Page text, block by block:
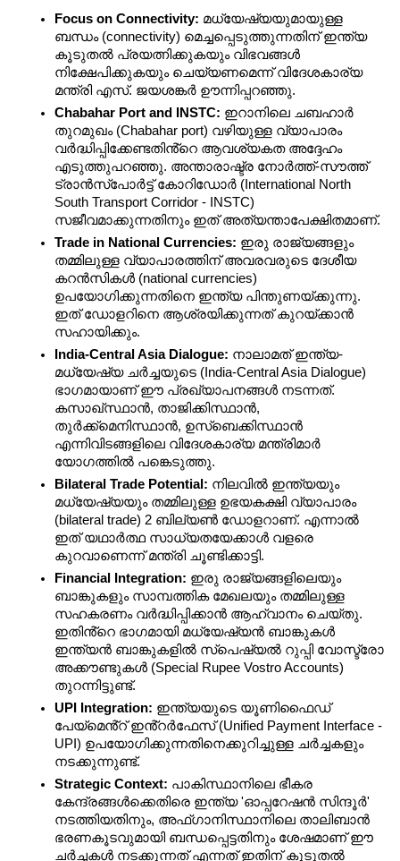
Focus on Connectivity: മധ്യേഷ്യയുമായുള്ള
ബന്ധം (connectivity) മെച്ചപ്പെടുത്തുന്നതിന് ഇന്ത്യ
കൂടുതൽ പ്രയത്നിക്കുകയും വിഭവങ്ങൾ
നിക്ഷേപിക്കുകയും ചെയ്യണമെന്ന് വിദേശകാര്യ
മന്ത്രി എസ്. ജയശങ്കർ ഊന്നിപ്പറഞ്ഞു.
Chabahar Port and INSTC: ഇറാനിലെ ചബഹാർ
തുറമുഖം (Chabahar port) വഴിയുള്ള വ്യാപാരം
വർദ്ധിപ്പിക്കേണ്ടതിൻ്റെ ആവശ്യകത അദ്ദേഹം
എടുത്തുപറഞ്ഞു. അന്താരാഷ്ട്ര നോർത്ത്-സൗത്ത്
ട്രാൻസ്‌പോർട്ട് കോറിഡോർ (International North
South Transport Corridor - INSTC)
സജീവമാക്കുന്നതിനും ഇത് അത്യന്താപേക്ഷിതമാണ്.
Trade in National Currencies: ഇരു രാജ്യങ്ങളും
തമ്മിലുള്ള വ്യാപാരത്തിന് അവരവരുടെ ദേശീയ
കറൻസികൾ (national currencies)
ഉപയോഗിക്കുന്നതിനെ ഇന്ത്യ പിന്തുണയ്ക്കുന്നു.
ഇത് ഡോളറിനെ ആശ്രയിക്കുന്നത് കുറയ്ക്കാൻ
സഹായിക്കും.
India-Central Asia Dialogue: നാലാമത് ഇന്ത്യ-
മധ്യേഷ്യ ചർച്ചയുടെ (India-Central Asia Dialogue)
ഭാഗമായാണ് ഈ പ്രഖ്യാപനങ്ങൾ നടന്നത്.
കസാഖ്സ്ഥാൻ, താജിക്കിസ്ഥാൻ,
തുർക്ക്മെനിസ്ഥാൻ, ഉസ്ബെക്കിസ്ഥാൻ
എന്നിവിടങ്ങളിലെ വിദേശകാര്യ മന്ത്രിമാർ
യോഗത്തിൽ പങ്കെടുത്തു.
Bilateral Trade Potential: നിലവിൽ ഇന്ത്യയും
മധ്യേഷ്യയും തമ്മിലുള്ള ഉഭയകക്ഷി വ്യാപാരം
(bilateral trade) 2 ബില്യൺ ഡോളറാണ്. എന്നാൽ
ഇത് യഥാർത്ഥ സാധ്യതയേക്കാൾ വളരെ
കുറവാണെന്ന് മന്ത്രി ചൂണ്ടിക്കാട്ടി.
Financial Integration: ഇരു രാജ്യങ്ങളിലെയും
ബാങ്കുകളും സാമ്പത്തിക മേഖലയും തമ്മിലുള്ള
സഹകരണം വർദ്ധിപ്പിക്കാൻ ആഹ്വാനം ചെയ്തു.
ഇതിൻ്റെ ഭാഗമായി മധ്യേഷ്യൻ ബാങ്കുകൾ
ഇന്ത്യൻ ബാങ്കുകളിൽ സ്പെഷ്യൽ റുപ്പി വോസ്ട്രോ
അക്കൗണ്ടുകൾ (Special Rupee Vostro Accounts)
തുറന്നിട്ടുണ്ട്.
UPI Integration: ഇന്ത്യയുടെ യൂണിഫൈഡ്
പേയ്‌മെൻ്റ് ഇൻ്റർഫേസ് (Unified Payment Interface -
UPI) ഉപയോഗിക്കുന്നതിനെക്കുറിച്ചുള്ള ചർച്ചകളും
നടക്കുന്നുണ്ട്.
Strategic Context: പാകിസ്ഥാനിലെ ഭീകര
കേന്ദ്രങ്ങൾക്കെതിരെ ഇന്ത്യ 'ഓപ്പറേഷൻ സിന്ദൂർ'
നടത്തിയതിനും, അഫ്ഗാനിസ്ഥാനിലെ താലിബാൻ
ഭരണകൂടവുമായി ബന്ധപ്പെട്ടതിനും ശേഷമാണ് ഈ
ചർച്ചകൾ നടക്കുന്നത് എന്നത് ഇതിന് കൂടുതൽ